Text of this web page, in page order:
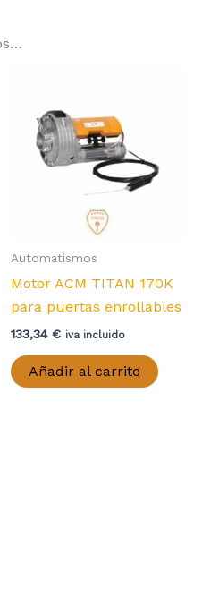
Automatismos
Motor ACM TITAN 170K
para puertas enrollables
133,34 € iva incluido
Añadir al carrito